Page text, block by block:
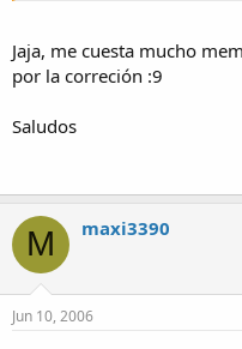
Jaja, me cuesta mucho
por la correción :9
Saludos
M maxi3390
Jun 10, 2006